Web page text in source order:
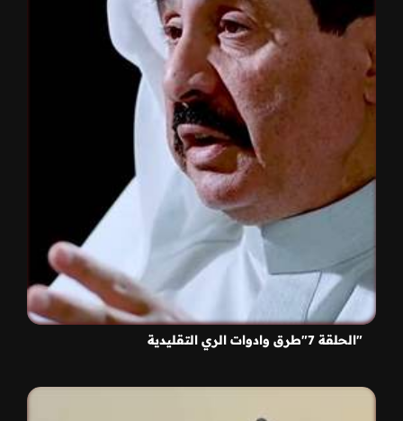
"الحلقة 7"طرق وادوات الري التقليدية